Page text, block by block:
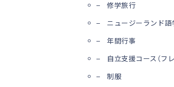
修学旅行
ニュージーランド語
年間行事
自立支援コース（フ
制服